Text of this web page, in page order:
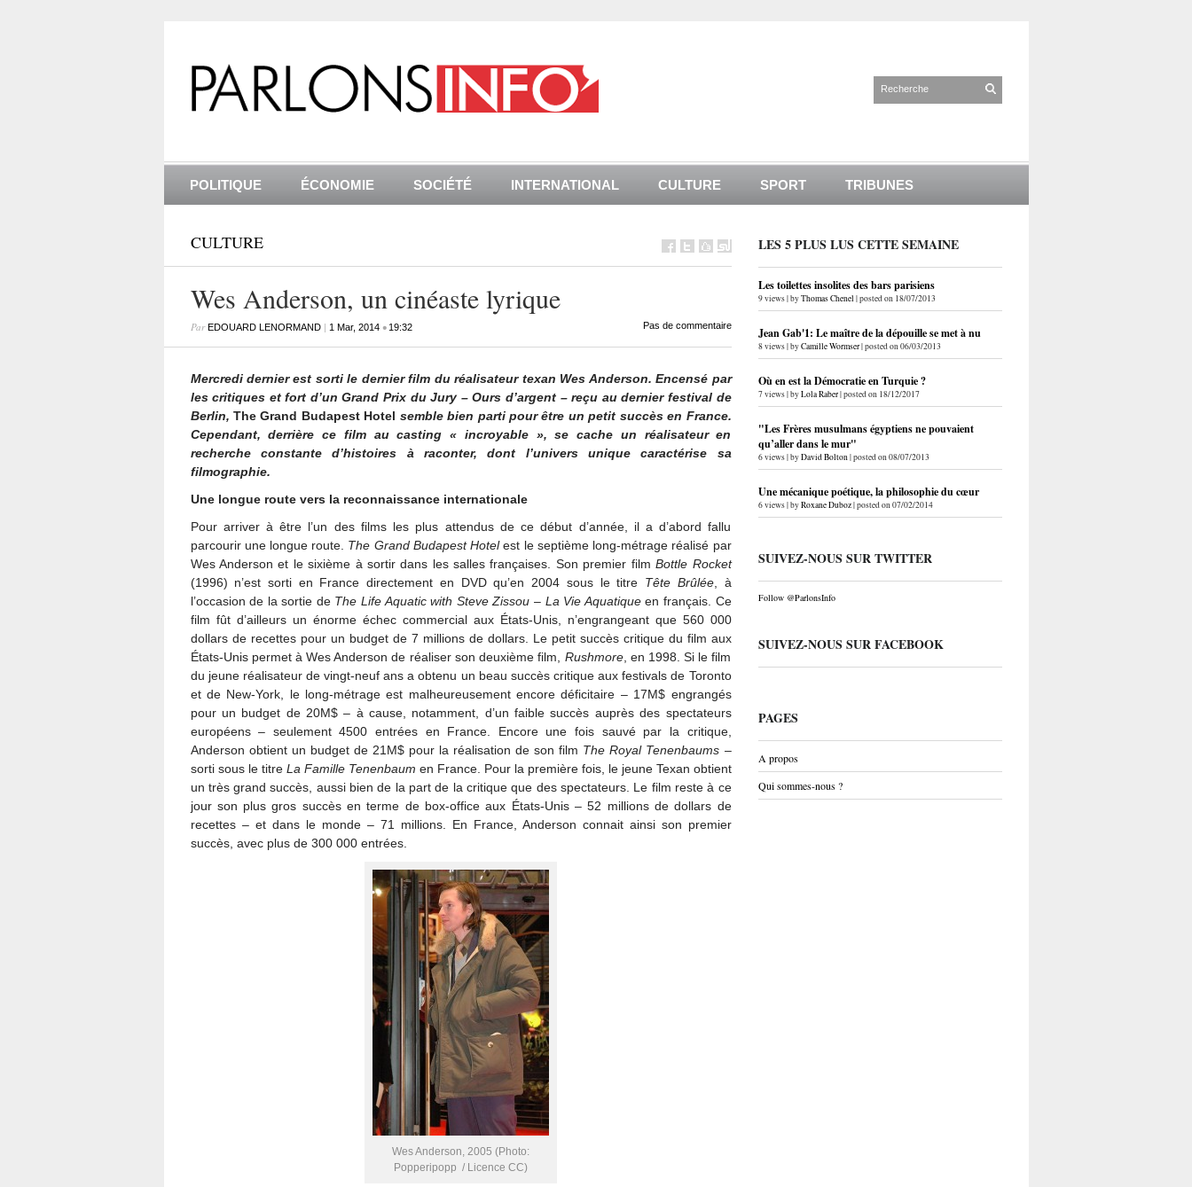
POLITIQUE ÉCONOMIE SOCIÉTÉ INTERNATIONAL CULTURE SPORT TRIBUNES
CULTURE
Wes Anderson, un cinéaste lyrique
ParEDOUARD LENORMAND| 1 Mar, 2014• 19:32 Pas de commentaire
Mercredi dernier est sorti le dernier film du réalisateur texan Wes Anderson. Encensé par
les critiques et fort d’un Grand Prix du Jury – Ours d’argent – reçu au dernier festival de
Berlin, The Grand Budapest Hotel semble bien parti pour être un petit succès en France.
Cependant, derrière ce film au casting « incroyable », se cache un réalisateur en
recherche constante d’histoires à raconter, dont l’univers unique caractérise sa
filmographie.
Une longue route vers la reconnaissance internationale
Pour arriver à être l’un des films les plus attendus de ce début d’année, il a d’abord fallu
parcourir une longue route. The Grand Budapest Hotelest le septième long-métrage réalisé par
Wes Anderson et le sixième à sortir dans les salles françaises. Son premier filmBottle Rocket
(1996) n’est sorti en France directement en DVD qu’en 2004 sous le titre Tête Brûlée, à
l’occasion de la sortie de The Life Aquatic with Steve Zissou – La Vie Aquatiqueen français. Ce
film fût d’ailleurs un énorme échec commercial aux États-Unis, n’engrangeant que 560 000
dollars de recettes pour un budget de 7 millions de dollars. Le petit succès critique du film aux
États-Unis permet à Wes Anderson de réaliser son deuxième film, Rushmore, en 1998. Si le film
du jeune réalisateur de vingt-neuf ans a obtenu un beau succès critique aux festivals de Toronto
et de New-York, le long-métrage est malheureusement encore déficitaire – 17M$ engrangés
pour un budget de 20M$ – à cause, notamment, d’un faible succès auprès des spectateurs
européens – seulement 4500 entrées en France. Encore une fois sauvé par la critique,
Anderson obtient un budget de 21M$ pour la réalisation de son film The Royal Tenenbaums –
sorti sous le titre La Famille Tenenbaum en France. Pour la première fois, le jeune Texan obtient
un très grand succès, aussi bien de la part de la critique que des spectateurs. Le film reste à ce
jour son plus gros succès en terme de box-office aux États-Unis – 52 millions de dollars de
recettes – et dans le monde – 71 millions. En France, Anderson connait ainsi son premier
succès, avec plus de 300 000 entrées.
Wes Anderson, 2005 (Photo:
Popperipopp / Licence CC)
LES 5 PLUS LUS CETTE SEMAINE
Les toilettes insolites des bars parisiens
9 views|byThomas Chenel |posted on 18/07/2013
Jean Gab'1: Le maître de la dépouille se met à nu
8 views|byCamille Wormser|posted on 06/03/2013
Où en est la Démocratie en Turquie ?
7 views|byLola Raber|posted on 18/12/2017
"Les Frères musulmans égyptiens ne pouvaient
qu’aller dans le mur"
6 views|byDavid Bolton|posted on 08/07/2013
Une mécanique poétique, la philosophie du cœur
6 views|byRoxane Duboz|posted on 07/02/2014
SUIVEZ-NOUS SUR TWITTER
Follow @ParlonsInfo
SUIVEZ-NOUS SUR FACEBOOK
PAGES
A propos
Qui sommes-nous ?